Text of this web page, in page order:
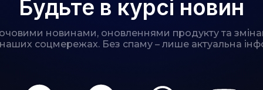
Будьте в курсі новин
новинами, оновленнями продукту та
соцмережах. Без спаму – лише актуальна